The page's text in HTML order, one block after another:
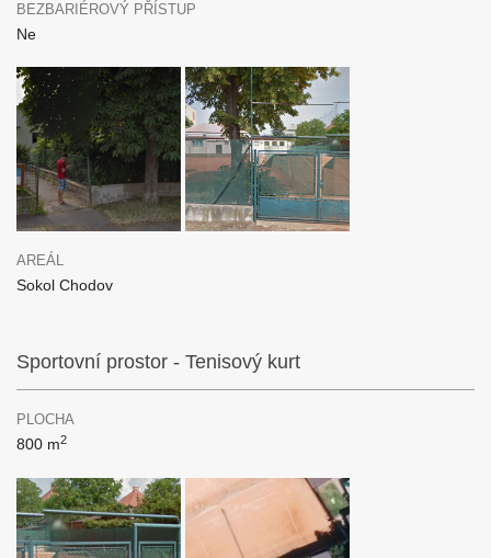
BEZBARIÉROVÝ PŘÍSTUP
Ne
AREÁL
Sokol Chodov
Sportovní prostor - Tenisový kurt
PLOCHA
800 m2